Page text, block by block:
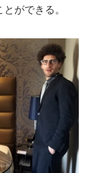
ができる。